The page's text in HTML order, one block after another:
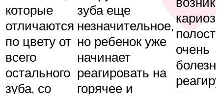
которые
отличаются
по цвету от
всего
остального
зуба, со
зуба еще
незначительное,
но ребенок уже
начинает
реагировать на
горячее и
очень